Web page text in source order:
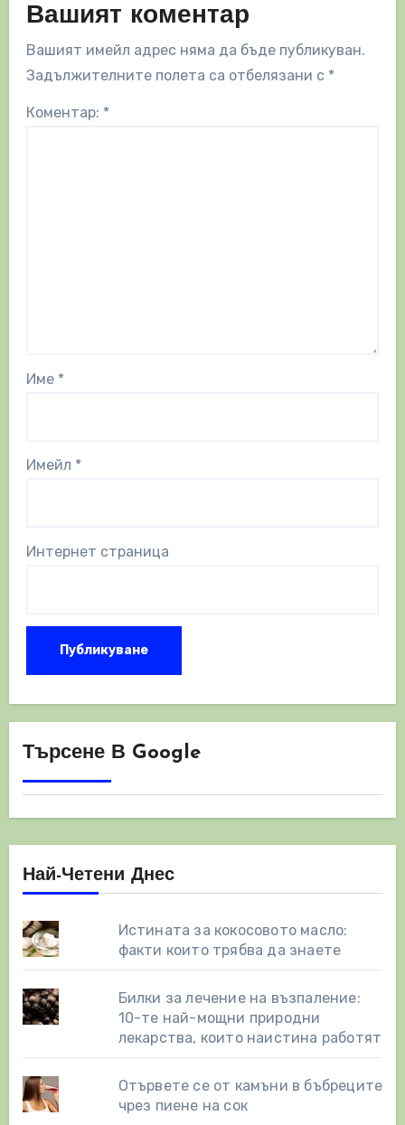
Вашият коментар
Вашият имейл адрес няма да бъде публикуван.
Задължителните полета са отбелязани с *
Коментар: *
Име *
Имейл *
Интернет страница
Търсене В Google
Най-Четени Днес
Истината за кокосовото масло:
факти които трябва да знаете
Билки за лечение на възпаление:
10-те най-мощни природни
лекарства, които наистина работят
Отървете се от камъни в бъбреците
чрез пиене на сок